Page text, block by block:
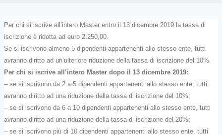
Per chi si iscrive all’intero Master entro il 13 dicembre 2019 la tassa di
iscrizione è ridotta ad euro 2.250,00.
Se si iscrivono almeno 5 dipendenti appartenenti allo stesso ente, tutti
avranno diritto ad un’ulteriore riduzione della tassa di iscrizione del 10%.
Per chi si iscrive all’intero Master dopo il 13 dicembre 2019:
– se si iscrivono da 2 a 5 dipendenti appartenenti allo stesso ente, tutti
avranno diritto ad una riduzione della tassa di iscrizione del 10%;
– se si iscrivono da 6 a 10 dipendenti appartenenti allo stesso ente, tutti
avranno diritto ad una riduzione della tassa di iscrizione del 20%;
– se si iscrivono più di 10 dipendenti appartenenti allo stesso ente, tutti